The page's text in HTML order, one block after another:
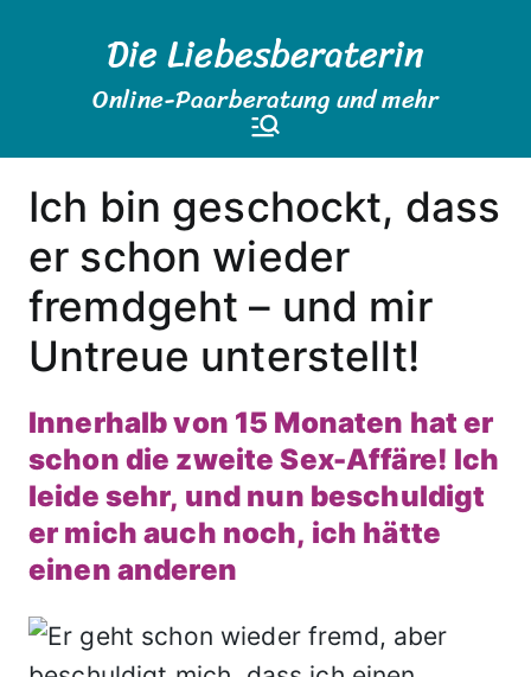
Die Liebesberaterin
Online-Paarberatung und mehr
Ich bin geschockt, dass
er schon wieder
fremdgeht – und mir
Untreue unterstellt!
Innerhalb von 15 Monaten hat er
schon die zweite Sex-Affäre! Ich
leide sehr, und nun beschuldigt
er mich auch noch, ich hätte
einen anderen